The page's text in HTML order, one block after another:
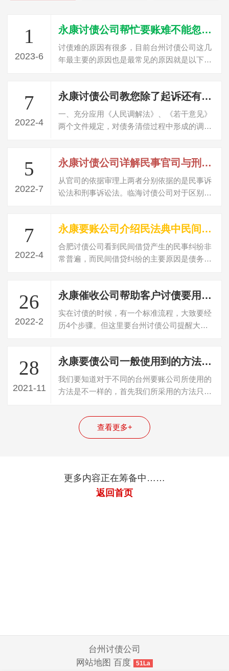
1
2023-6
永康讨债公司帮忙要账难不能忽视的三个原因
讨债难的原因有很多，目前台州讨债公司这几
年最主要的原因也是最常见的原因就是以下三
7
2022-4
永康讨债公司教您除了起诉还有哪些方法可以讨债？
一、充分应用《人民调解法》、《若干意见》
两个文件规定，对债务清偿过程中形成的调解
5
2022-7
永康讨债公司详解民事官司与刑事官司的区别
从官司的依据审理上两者分别依据的是民事诉
讼法和刑事诉讼法。临海讨债公司对于区别可
7
2022-4
永康要账公司介绍民法典中民间借贷判决书多久失效
合肥讨债公司看到民间借贷产生的民事纠纷非
常普遍，而民间借贷纠纷的主要原因是债务人
26
2022-2
永康催收公司帮助客户讨债要用什么方法
实在讨债的时候，有一个标准流程，大致要经
历4个步骤。但这里要台州讨债公司提醒大
28
2021-11
永康要债公司一般使用到的方法都有哪些？
我们要知道对于不同的台州要账公司所使用的
方法是不一样的，首先我们所采用的方法只要
查看更多+
更多内容正在筹备中……
返回首页
台州讨债公司
网站地图 百度 51La